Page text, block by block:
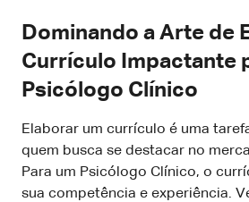
Dominando a Arte de
Currículo Impactante
Psicólogo Clínico
Elaborar um currículo é uma
quem busca se destacar no
Para um Psicólogo Clínico, o
sua competência e experiência.